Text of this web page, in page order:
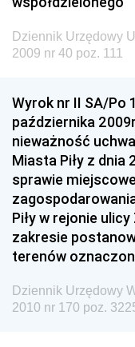
Dziennik Urzędowy
2009 nr 40 poz. 111
Wyrok nr II SA/Po
października
nieważność
Miasta Piły z dnia
sprawie
Piły w rejonie
zakresie
terenów
Dziennik Urzędowy
2010 nr 170 poz.